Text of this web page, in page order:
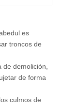
es
troncos de
demolición,
de forma
culmos de